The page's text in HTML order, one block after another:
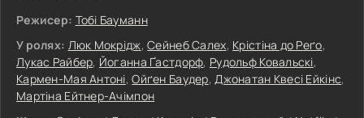
Режисер: Тобі Бауманн
У ролях: Люк Мокрідж,Сейнеб Салех, Крістіна до Реґо,
Лукас Райбер, Йоганна Ґастдорф, Рудольф Ковальскі,
Кармен-Мая Антоні,Ойґен Баудер,Джонатан Квесі Ейкінс,
Мартіна Ейтнер-Ачімпон